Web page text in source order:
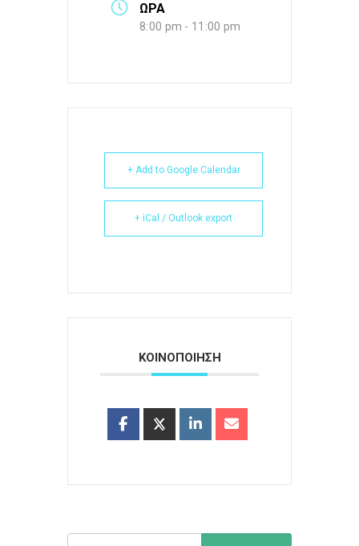
ΩΡΑ
8:00 pm - 11:00 pm
+ Add to Google Calendar
+ iCal / Outlook export
ΚΟΙΝΟΠΟΙΗΣΗ